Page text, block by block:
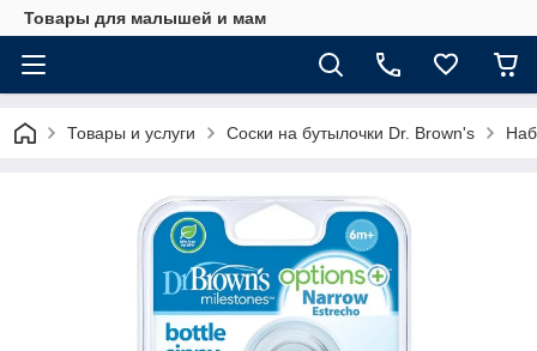
Товары для малышей и мам
Товары и услуги Соски на бутылочки Dr. Brown's